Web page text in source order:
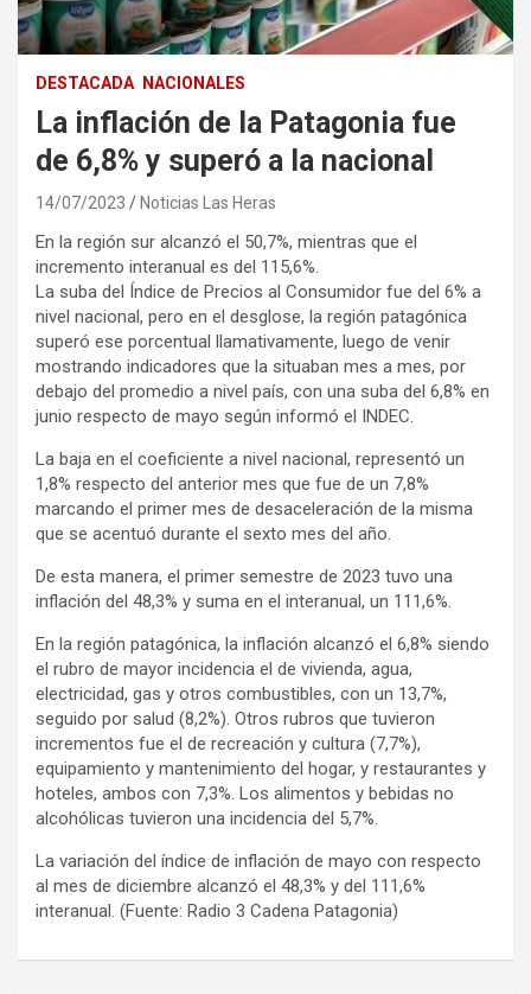
DESTACADA NACIONALES
La inflación de la Patagonia fue
de 6,8% y superó a la nacional
14/07/2023 Noticias Las Heras
En la región sur alcanzó el 50,7%, mientras que el
incremento interanual es del 115,6%.
La suba del Índice de Precios al Consumidor fue del 6% a
nivel nacional, pero en el desglose, la región patagónica
superó ese porcentual llamativamente, luego de venir
mostrando indicadores que la situaban mes a mes, por
debajo del promedio a nivel país, con una suba del 6,8% en
junio respecto de mayo según informó el INDEC.
La baja en el coeficiente a nivel nacional, representó un
1,8% respecto del anterior mes que fue de un 7,8%
marcando el primer mes de desaceleración de la misma
que se acentuó durante el sexto mes del año.
De esta manera, el primer semestre de 2023 tuvo una
inflación del 48,3% y suma en el interanual, un 111,6%.
En la región patagónica, la inflación alcanzó el 6,8% siendo
el rubro de mayor incidencia el de vivienda, agua,
electricidad, gas y otros combustibles, con un 13,7%,
seguido por salud (8,2%). Otros rubros que tuvieron
incrementos fue el de recreación y cultura (7,7%),
equipamiento y mantenimiento del hogar, y restaurantes y
hoteles, ambos con 7,3%. Los alimentos y bebidas no
alcohólicas tuvieron una incidencia del 5,7%.
La variación del índice de inflación de mayo con respecto
al mes de diciembre alcanzó el 48,3% y del 111,6%
interanual. (Fuente: Radio 3 Cadena Patagonia)